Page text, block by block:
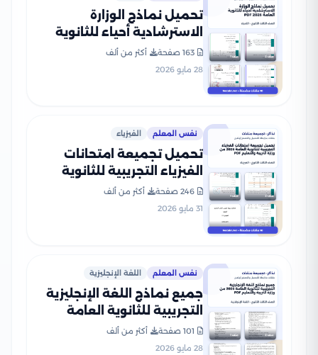
تحميل نماذج الوزارة
الاسترشادية أحياء للثانوية
العامة 2026 PDF
163 صفحة
أكثر من ألف
28 مايو 2026
نفس المعلم الفيزياء
تحميل تجميعة امتحانات
الفيزياء التجريبية للثانوية
العامة 2026 من وزارة التربية
والتعليم PDF
246 صفحة
أكثر من ألف
31 مايو 2026
نفس المعلم اللغة الإنجليزية
جميع نماذج اللغة الإنجليزية
التجريبية للثانوية العامة
2026 من وزارة التربية
والتعليم PDF
101 صفحة
أكثر من ألف
28 مايو 2026